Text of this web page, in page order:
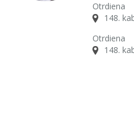
Otrdiena
148.
Otrdiena
148.